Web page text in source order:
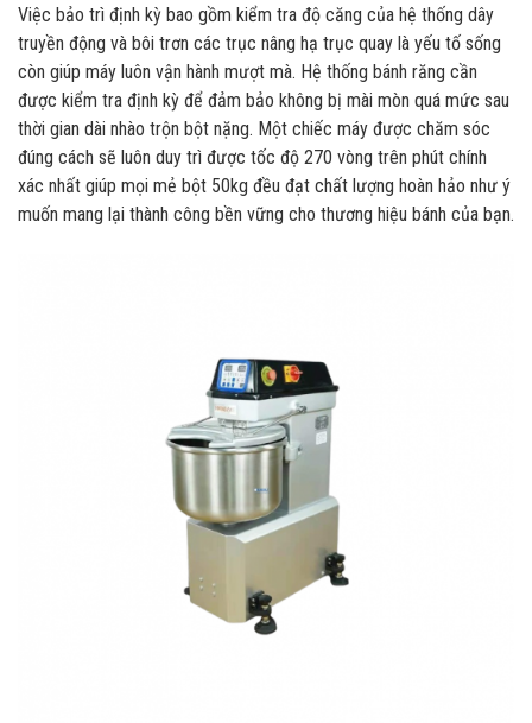
Việc bảo trì định kỳ bao gồm kiểm tra độ căng của hệ thống dây
truyền động và bôi trơn các trục nâng hạ trục quay là yếu tố sống
còn giúp máy luôn vận hành mượt mà. Hệ thống bánh răng cần
được kiểm tra định kỳ để đảm bảo không bị mài mòn quá mức sau
thời gian dài nhào trộn bột nặng. Một chiếc máy được chăm sóc
đúng cách sẽ luôn duy trì được tốc độ 270 vòng trên phút chính
xác nhất giúp mọi mẻ bột 50kg đều đạt chất lượng hoàn hảo như ý
muốn mang lại thành công bền vững cho thương hiệu bánh của bạn.